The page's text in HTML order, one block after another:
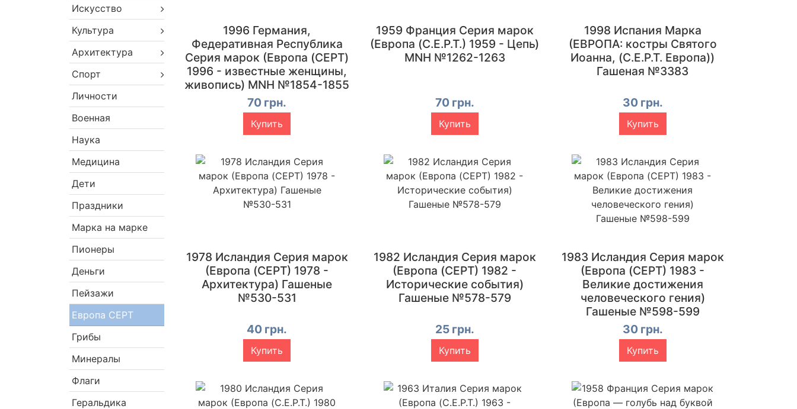
1996 Германия,
Федеративная Республика
Серия марок (Европа (CEPT)
1996 - известные женщины,
живопись) MNH №1854-1855
70 грн.
Купить
1959 Франция Серия марок
(Европа (C.E.P.T.) 1959 - Цепь)
MNH №1262-1263
70 грн.
Купить
1998 Испания Марка
(ЕВРОПА: костры Святого
Иоанна, (C.E.P.T. Европа))
Гашеная №3383
30 грн.
Купить
1978 Исландия Серия марок
(Европа (CEPT) 1978 -
Архитектура) Гашеные
№530-531
40 грн.
Купить
1982 Исландия Серия марок
(Европа (CEPT) 1982 -
Исторические события)
Гашеные №578-579
25 грн.
Купить
1983 Исландия Серия марок
(Европа (CEPT) 1983 -
Великие достижения
человеческого гения)
Гашеные №598-599
30 грн.
Купить
Искусство
Культура
Архитектура
Спорт
Личности
Военная
Наука
Медицина
Дети
Праздники
Марка на марке
Пионеры
Деньги
Пейзажи
Европа CEPT
Грибы
Минералы
Флаги
Геральдика